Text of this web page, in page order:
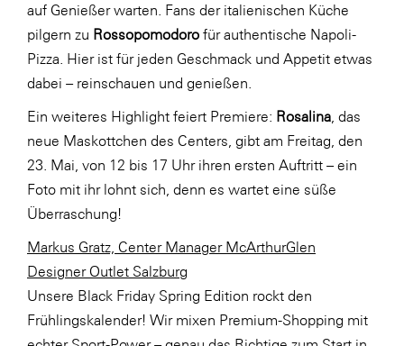
auf Genießer warten. Fans der italienischen Küche
pilgern zu Rossopomodoro für authentische Napoli-
Pizza. Hier ist für jeden Geschmack und Appetit etwas
dabei – reinschauen und genießen.
Ein weiteres Highlight feiert Premiere: Rosalina , das
neue Maskottchen des Centers, gibt am Freitag, den
23. Mai, von 12 bis 17 Uhr ihren ersten Auftritt – ein
Foto mit ihr lohnt sich, denn es wartet eine süße
Überraschung!
Markus Gratz, Center Manager McArthurGlen
Designer Outlet Salzburg
Unsere Black Friday Spring Edition rockt den
Frühlingskalender! Wir mixen Premium-Shopping mit